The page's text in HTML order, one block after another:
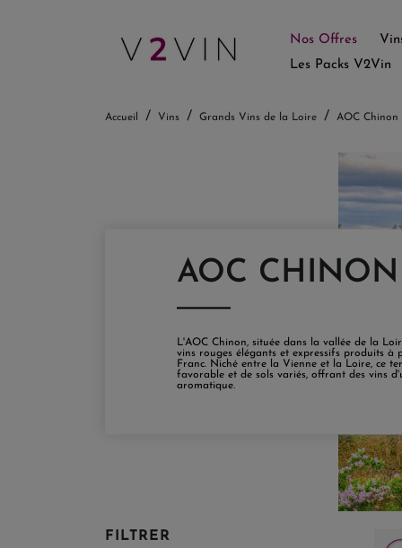
Nos Offres
Les Packs V2Vin
Accueil Vins Grands Vins de la Loire AOC Chinon
AOC CHINON
L'AOC Chinon, située dans la vallée de la
vins rouges élégants et expressifs produits à
Franc. Niché entre la Vienne et la Loire, ce
favorable et de sols variés, offrant des vins
aromatique.
FILTRER